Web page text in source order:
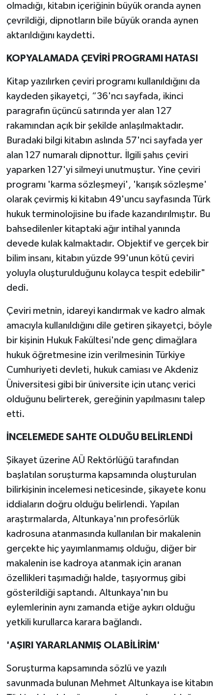
olmadığı, kitabın içeriğinin büyük oranda aynen
çevrildiği, dipnotların bile büyük oranda aynen
aktarıldığını kaydetti.
KOPYALAMADA ÇEVİRİ PROGRAMI HATASI
Kitap yazılırken çeviri programı kullanıldığını da
kaydeden şikayetçi, “36'ncı sayfada, ikinci
paragrafın üçüncü satırında yer alan 127
rakamından açık bir şekilde anlaşılmaktadır.
Buradaki bilgi kitabın aslında 57'nci sayfada yer
alan 127 numaralı dipnottur. İlgili şahıs çeviri
yaparken 127'yi silmeyi unutmuştur. Yine çeviri
programı 'karma sözleşmeyi', 'karışık sözleşme'
olarak çevirmiş ki kitabın 49'uncu sayfasında Türk
hukuk terminolojisine bu ifade kazandırılmıştır. Bu
bahsedilenler kitaptaki ağır intihal yanında
devede kulak kalmaktadır. Objektif ve gerçek bir
bilim insanı, kitabın yüzde 99'unun kötü çeviri
yoluyla oluşturulduğunu kolayca tespit edebilir"
dedi.
Çeviri metnin, idareyi kandırmak ve kadro almak
amacıyla kullanıldığını dile getiren şikayetçi, böyle
bir kişinin Hukuk Fakültesi'nde genç dimağlara
hukuk öğretmesine izin verilmesinin Türkiye
Cumhuriyeti devleti, hukuk camiası ve Akdeniz
Üniversitesi gibi bir üniversite için utanç verici
olduğunu belirterek, gereğinin yapılmasını talep
etti.
İNCELEMEDE SAHTE OLDUĞU BELİRLENDİ
Şikayet üzerine AÜ Rektörlüğü tarafından
başlatılan soruşturma kapsamında oluşturulan
bilirkişinin incelemesi neticesinde, şikayete konu
iddiaların doğru olduğu belirlendi. Yapılan
araştırmalarda, Altunkaya'nın profesörlük
kadrosuna atanmasında kullanılan bir makalenin
gerçekte hiç yayımlanmamış olduğu, diğer bir
makalenin ise kadroya atanmak için aranan
özellikleri taşımadığı halde, taşıyormuş gibi
gösterildiği saptandı. Altunkaya'nın bu
eylemlerinin aynı zamanda etiğe aykırı olduğu
yetkili kurullarca karara bağlandı.
'AŞIRI YARARLANMIŞ OLABİLİRİM'
Soruşturma kapsamında sözlü ve yazılı
savunmada bulunan Mehmet Altunkaya ise kitabın